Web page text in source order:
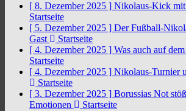
[ 8. Dezember 2025 ] Nikolaus-Kick
Startseite
[ 5. Dezember 2025 ] Der Fußball-
Gast
Startseite
[ 4. Dezember 2025 ] Was auch auf
Startseite
[ 4. Dezember 2025 ] Nikolaus-Turnier
Startseite
[ 3. Dezember 2025 ] Borussias Not
Emotionen
Startseite